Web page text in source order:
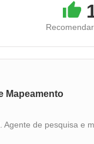
Mapeamento
Agente de pesquisa e